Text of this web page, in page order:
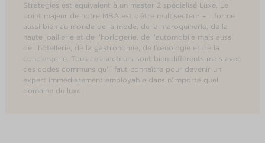
Strategies est équivalent à un master 2 spécialisé Luxe. Le
point majeur de notre MBA est d’être multisecteur – il forme
aussi bien au monde de la mode, de la maroquinerie, de la
haute joaillerie et de l’horlogerie, de l’automobile mais aussi
de l’hôtellerie, de la gastronomie, de l’œnologie et de la
conciergerie. Tous ces secteurs sont bien différents mais avec
des codes communs qu’il faut connaître pour devenir un
expert immédiatement employable dans n’importe quel
domaine du luxe.